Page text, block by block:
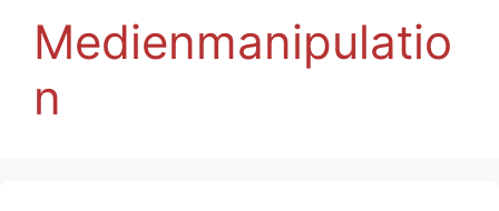
Medienmanipulatio
n